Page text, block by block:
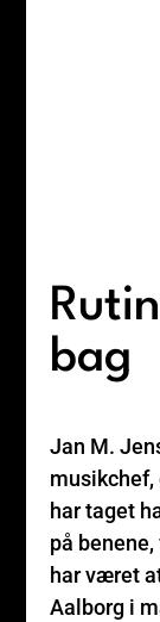
bag
Jan M.
musikchef,
har taget
på
har været
Aalborg i